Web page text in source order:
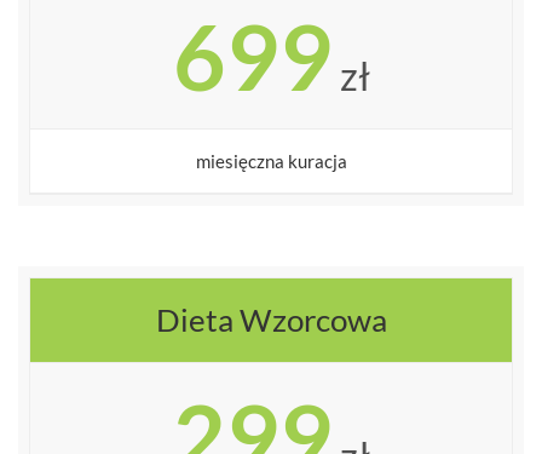
699 zł
miesięczna kuracja
Dieta Wzorcowa